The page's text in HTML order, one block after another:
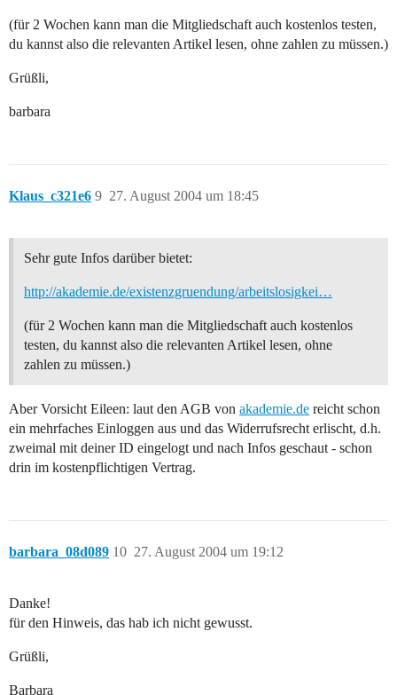
(für 2 Wochen kann man die Mitgliedschaft auch kostenlos testen,
du kannst also die relevanten Artikel lesen, ohne zahlen zu müssen.)
Grüßli,
barbara
Klaus_c321e6 27. August 2004 um 18:45
9
Sehr gute Infos darüber bietet:
http://akademie.de/existenzgruendung/arbeitslosigkei…
(für 2 Wochen kann man die Mitgliedschaft auch kostenlos
testen, du kannst also die relevanten Artikel lesen, ohne
zahlen zu müssen.)
Aber Vorsicht Eileen: laut den AGB von akademie.de reicht schon
ein mehrfaches Einloggen aus und das Widerrufsrecht erlischt, d.h.
zweimal mit deiner ID eingelogt und nach Infos geschaut - schon
drin im kostenpflichtigen Vertrag.
barbara_08d089 27. August 2004 um 19:12
10
Danke!
für den Hinweis, das hab ich nicht gewusst.
Grüßli,
Barbara